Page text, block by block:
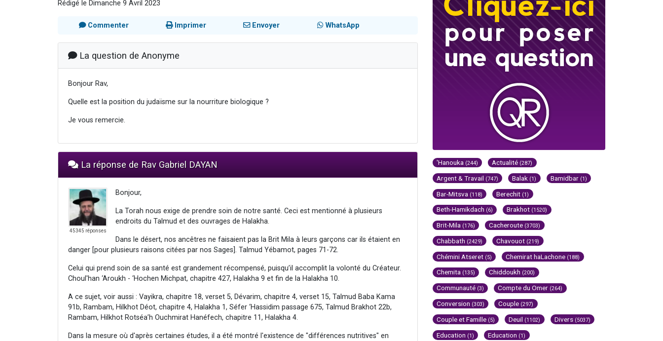
Rédigé le Dimanche 9 Avril 2023
Commenter Imprimer Envoyer WhatsApp
La question de Anonyme
Bonjour Rav,
Quelle est la position du judaïsme sur la nourriture biologique ?
Je vous remercie.
La réponse de Rav Gabriel DAYAN
45345 réponses
Bonjour,
La Torah nous exige de prendre soin de notre santé. Ceci est mentionné à plusieurs
endroits du Talmud et des ouvrages de Halakha.
Dans le désert, nos ancêtres ne faisaient pas la Brit Mila à leurs garçons car ils étaient en
danger [pour plusieurs raisons citées par nos Sages]. Talmud Yébamot, pages 71-72.
Celui qui prend soin de sa santé est grandement récompensé, puisqu’il accomplit la volonté du Créateur.
Choul'han ‘Aroukh - ‘Hochen Michpat, chapitre 427, Halakha 9 et fin de la Halakha 10.
A ce sujet, voir aussi : Vayikra, chapitre 18, verset 5, Dévarim, chapitre 4, verset 15, Talmud Baba Kama
91b, Rambam, Hilkhot Déot, chapitre 4, Halakha 1, Séfer ‘Hassidim passage 675, Talmud Brakhot 22b,
Rambam, Hilkhot Rotséa’h Ouchmirat Hanéfech, chapitre 11, Halakha 4.
Dans la mesure où d'après certaines études, il a été montré l'existence de "différences nutritives" en
'Hanouka (244) Actualité (287)
Argent & Travail (747) Balak (1) Bamidbar (1)
Bar-Mitsva (118) Berechit (1)
Beth-Hamikdach (6) Brakhot (1520)
Brit-Mila (176) Cacheroute (3703)
Chabbath (2429) Chavouot (219)
Chémini Atseret (5) Chemirat haLachone (188)
Chemita (135) Chiddoukh (200)
Communauté (3) Compte du Omer (264)
Conversion (303) Couple (297)
Couple et Famille (5) Deuil (1102) Divers (5037)
Education (1) Education (1)